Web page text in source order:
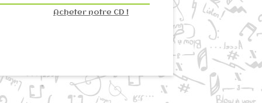
Acheter notre CD !